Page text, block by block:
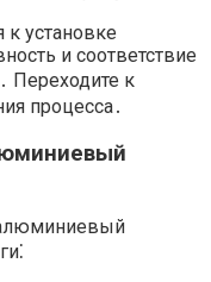
к установке
и соответствие
Переходите к
процесса․
алюминиевый